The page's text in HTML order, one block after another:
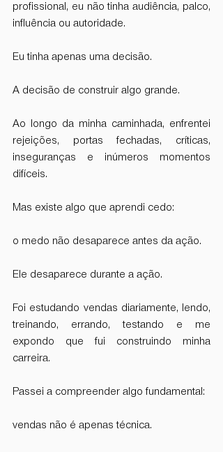
profissional, eu não tinha audiência, palco,
influência ou autoridade.
Eu tinha apenas uma decisão.
A decisão de construir algo grande.
Ao longo da minha caminhada, enfrentei
rejeições, portas fechadas, críticas,
inseguranças e inúmeros momentos
difíceis.
Mas existe algo que aprendi cedo:
o medo não desaparece antes da ação.
Ele desaparece durante a ação.
Foi estudando vendas diariamente, lendo,
treinando, errando, testando e me
expondo que fui construindo minha
carreira.
Passei a compreender algo fundamental:
vendas não é apenas técnica.